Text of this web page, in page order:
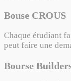
Bouse CROUS
Chaque étudiant
peut faire une
Bourse